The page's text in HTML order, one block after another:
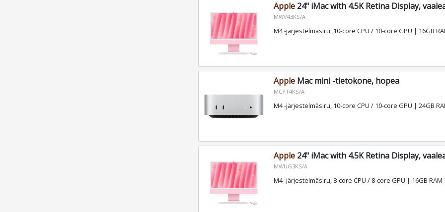
Apple24" iMac with 4.5K Retina Display,
MWV43KS/A
M4 -järjestelmäsiru, 10-core CPU / 10-core GPU | 16GB
AppleMac mini -tietokone, hopea
MCYT4KS/A
M4 -järjestelmäsiru, 10-core CPU / 10-core GPU | 24GB
Apple24" iMac with 4.5K Retina Display,
MWUG3KS/A
M4 -järjestelmäsiru, 8-core CPU / 8-core GPU | 16GB RAM